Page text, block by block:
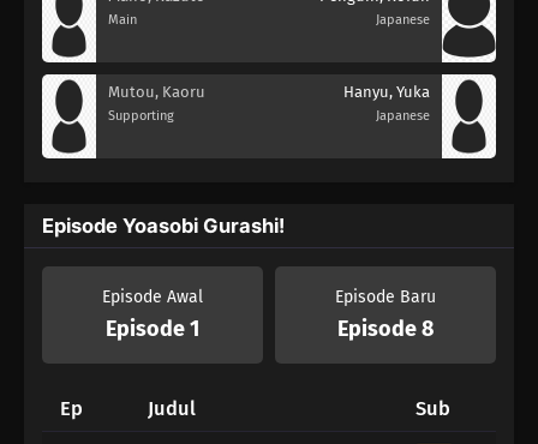
Main Japanese
Mutou, Kaoru
Supporting
Hanyu, Yuka
Japanese
Episode Yoasobi Gurashi!
Episode Awal
Episode 1
Episode Baru
Episode 8
Ep Judul Sub